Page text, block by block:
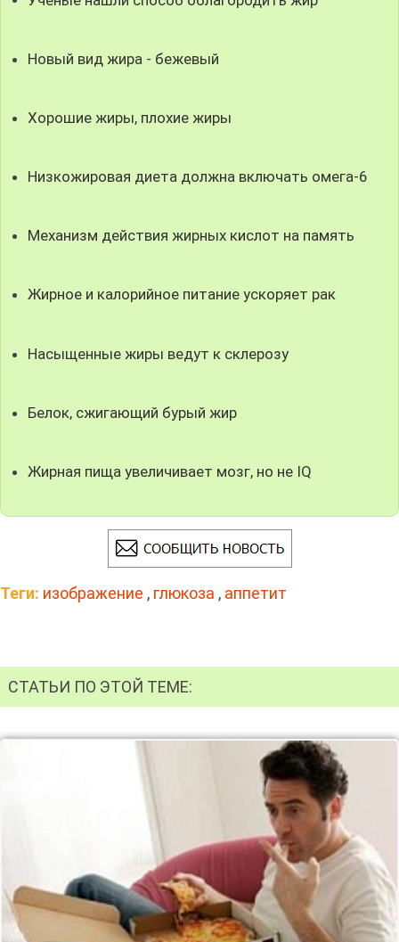
Новый вид жира - бежевый
Хорошие жиры, плохие жиры
Низкожировая диета должна включать омега-6
Механизм действия жирных кислот на память
Жирное и калорийное питание ускоряет рак
Насыщенные жиры ведут к склерозу
Белок, сжигающий бурый жир
Жирная пища увеличивает мозг, но не IQ
Теги: изображение , глюкоза , аппетит
СТАТЬИ ПО ЭТОЙ ТЕМЕ: